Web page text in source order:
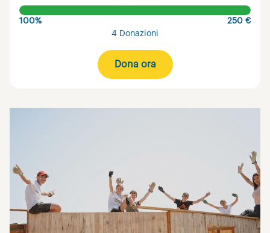
100%
250 €
4 Donazioni
Dona ora